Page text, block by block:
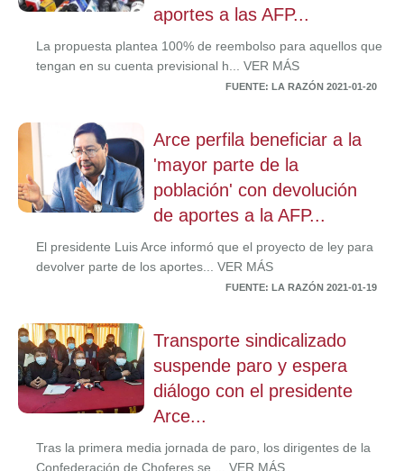
aportes a las AFP...
La propuesta plantea 100% de reembolso para aquellos que
tengan en su cuenta previsional h... VER MÁS
FUENTE: LA RAZÓN 2021-01-20
Arce perfila beneficiar a la
'mayor parte de la
población' con devolución
de aportes a la AFP...
El presidente Luis Arce informó que el proyecto de ley para
devolver parte de los aportes... VER MÁS
FUENTE: LA RAZÓN 2021-01-19
Transporte sindicalizado
suspende paro y espera
diálogo con el presidente
Arce...
Tras la primera media jornada de paro, los dirigentes de la
Confederación de Choferes se ... VER MÁS